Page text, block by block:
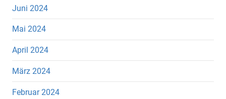
Juni 2024
Mai 2024
April 2024
März 2024
Februar 2024